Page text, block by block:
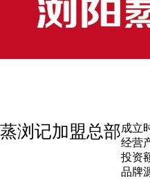
蒸浏记加盟总部成立
经营
投资
品牌